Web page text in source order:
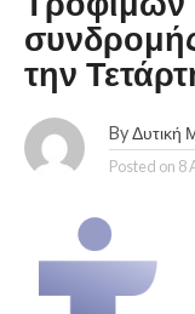
την
By Δυτική
Posted on 8